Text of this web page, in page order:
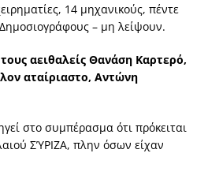
14 μηχανικούς, πέντε
– μη λείψουν.
αειθαλείς Θανάση Καρτερό,
αταίριαστο, Αντώνη
στο συμπέρασμα ότι πρόκειται
ΣΎΡΙΖΑ, πλην όσων είχαν